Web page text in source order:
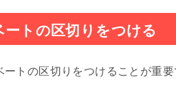
トの区切りをつける
トの区切りをつけることが重要